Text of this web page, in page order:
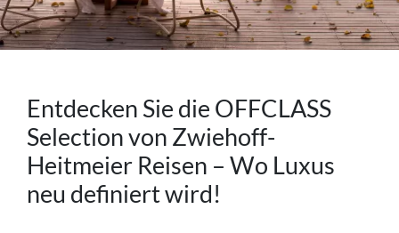
Entdecken Sie die OFFCLASS
Selection von Zwiehoff-
Heitmeier Reisen – Wo Luxus
neu definiert wird!